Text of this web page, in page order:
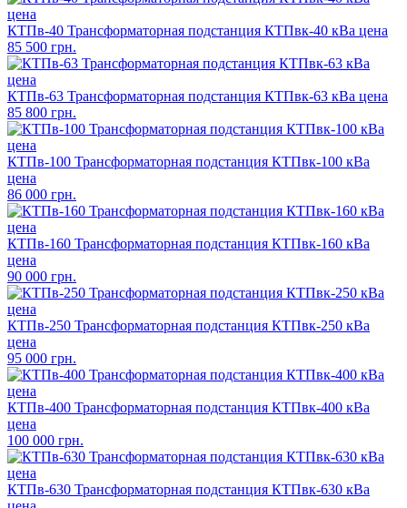
КТПв-40 Трансформаторная подстанция КТПвк-40 кВа цена
85 500 грн.
КТПв-63 Трансформаторная подстанция КТПвк-63 кВа цена
85 800 грн.
КТПв-100 Трансформаторная подстанция КТПвк-100 кВа
цена
86 000 грн.
КТПв-160 Трансформаторная подстанция КТПвк-160 кВа
цена
90 000 грн.
КТПв-250 Трансформаторная подстанция КТПвк-250 кВа
цена
95 000 грн.
КТПв-400 Трансформаторная подстанция КТПвк-400 кВа
цена
100 000 грн.
КТПв-630 Трансформаторная подстанция КТПвк-630 кВа